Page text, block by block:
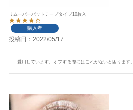
リムーバーパットテープタイプ10枚入
購入者
投稿日 2022/05/17
愛用しています。オフする際にはこれがないと困ります。